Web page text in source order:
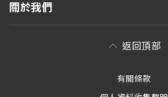
關於我們
返回頂部
有關條款